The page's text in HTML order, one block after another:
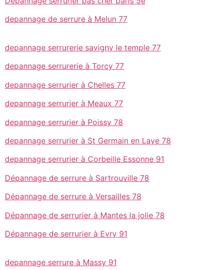
depannage de serrure à Melun 77
depannage serrurerie savigny le temple 77
depannage serrurerie à Torcy 77
depannage serrurier à Chelles 77
depannage serrurier à Meaux 77
depannage serrurier à Poissy 78
depannage serrurier à St Germain en Laye 78
depannage serrurier à Corbeille Essonne 91
Dépannage de serrure à Sartrouville 78
Dépannage de serrure à Versailles 78
Dépannage de serrurier à Mantes la jolie 78
Dépannage de serrurier à Evry 91
depannage serrure à Massy 91